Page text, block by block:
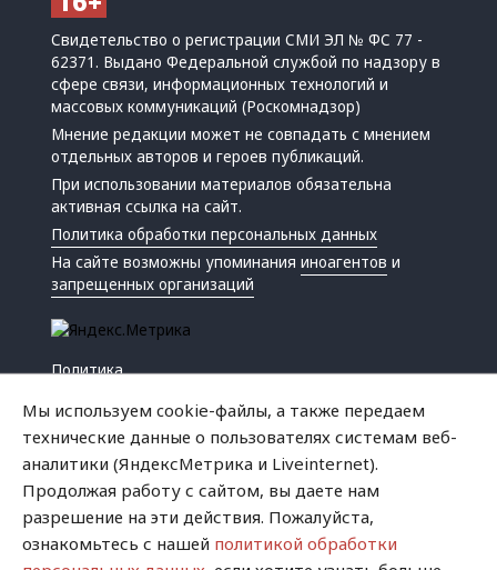
Свидетельство о регистрации СМИ ЭЛ № ФС 77 -
62371. Выдано Федеральной службой по надзору в
сфере связи, информационных технологий и
массовых коммуникаций (Роскомнадзор)
Мнение редакции может не совпадать с мнением
отдельных авторов и героев публикаций.
При использовании материалов обязательна
активная ссылка на сайт.
Политика обработки персональных данных
На сайте возможны упоминанияиноагентов и
запрещенных организаций
Политика
Криминал
Успех
Мы используем cookie-файлы, а также передаем
технические данные о пользователях системам веб-
аналитики (ЯндексМетрика и Liveinternet).
Продолжая работу с сайтом, вы даете нам
разрешение на эти действия. Пожалуйста,
ознакомьтесь с нашей политикой обработки